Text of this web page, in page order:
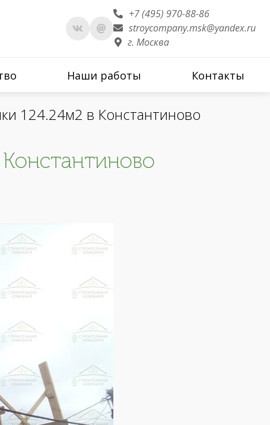
+7 (495) 970-88-86
stroycompany.msk@yandex.ru
г. Москва
Наши работы Контакты
124.24м2 в Константиново